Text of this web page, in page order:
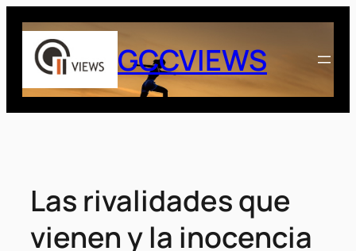
Saltar
contenido
GCCVIEWS
Las rivalidades que
vienen y la inocencia